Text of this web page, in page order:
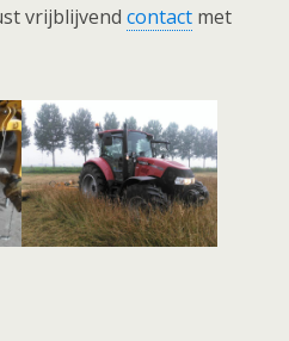
vrijblijvend contact met